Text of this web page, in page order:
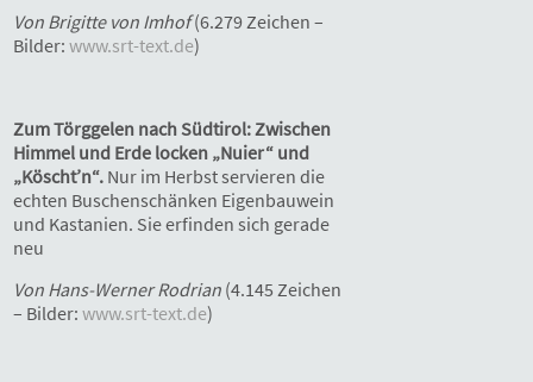
Von Brigitte von Imhof(6.279 Zeichen –
Bilder: www.srt-text.de)
Zum Törggelen nach Südtirol: Zwischen
Himmel und Erde locken „Nuier“ und
„Köscht’n“. Nur im Herbst servieren die
echten Buschenschänken Eigenbauwein
und Kastanien. Sie erfinden sich gerade
neu
Von Hans-Werner Rodrian (4.145 Zeichen
– Bilder:www.srt-text.de)